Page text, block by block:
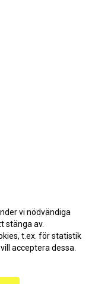
vi nödvändiga
stänga av.
t.ex. för statistik
acceptera dessa.